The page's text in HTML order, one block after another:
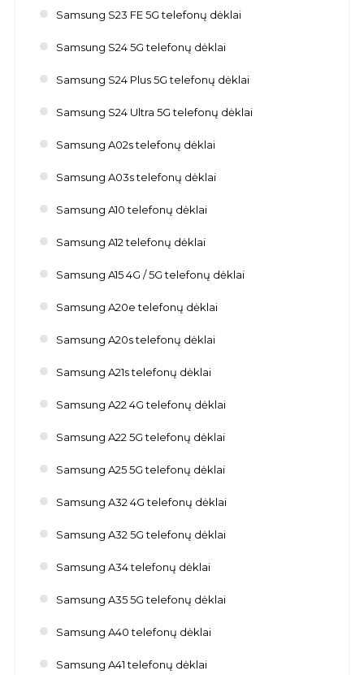
Samsung S23 FE 5G telefonų dėklai
Samsung S24 5G telefonų dėklai
Samsung S24 Plus 5G telefonų dėklai
Samsung S24 Ultra 5G telefonų dėklai
Samsung A02s telefonų dėklai
Samsung A03s telefonų dėklai
Samsung A10 telefonų dėklai
Samsung A12 telefonų dėklai
Samsung A15 4G / 5G telefonų dėklai
Samsung A20e telefonų dėklai
Samsung A20s telefonų dėklai
Samsung A21s telefonų dėklai
Samsung A22 4G telefonų dėklai
Samsung A22 5G telefonų dėklai
Samsung A25 5G telefonų dėklai
Samsung A32 4G telefonų dėklai
Samsung A32 5G telefonų dėklai
Samsung A34 telefonų dėklai
Samsung A35 5G telefonų dėklai
Samsung A40 telefonų dėklai
Samsung A41 telefonų dėklai